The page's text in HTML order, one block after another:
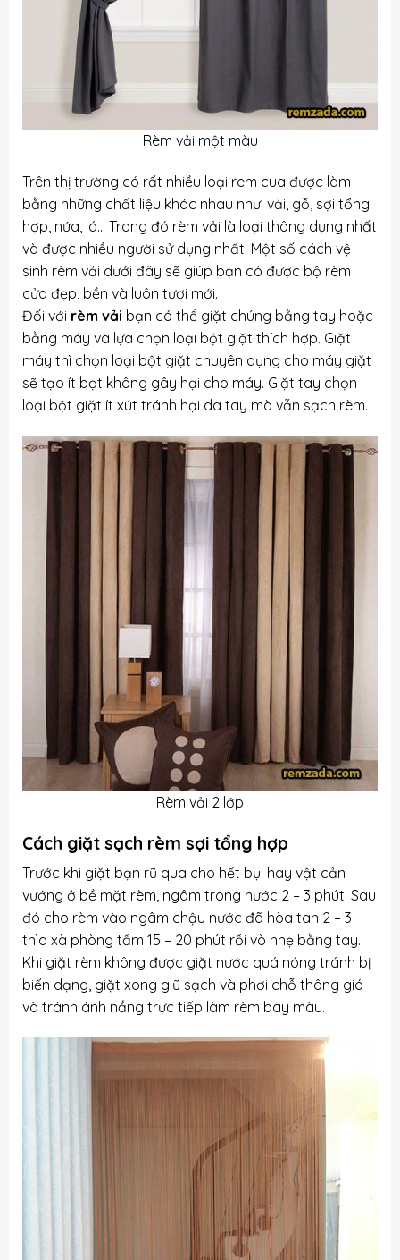
Rèm vải một màu
Trên thị trường có rất nhiều loại rem cua được làm
bằng những chất liệu khác nhau như: vải, gỗ, sợi tổng
hợp, nứa, lá… Trong đó rèm vải là loại thông dụng nhất
và được nhiều người sử dụng nhất. Một số cách vệ
sinh rèm vải dưới đây sẽ giúp bạn có được bộ rèm
cửa đẹp, bền và luôn tươi mới.
Đối với rèm vải bạn có thể giặt chúng bằng tay hoặc
bằng máy và lựa chọn loại bột giặt thích hợp. Giặt
máy thì chọn loại bột giặt chuyên dụng cho máy giặt
sẽ tạo ít bọt không gây hại cho máy. Giặt tay chọn
loại bột giặt ít xút tránh hại da tay mà vẫn sạch rèm.
Rèm vải 2 lớp
Cách giặt sạch rèm sợi tổng hợp
Trước khi giặt bạn rũ qua cho hết bụi hay vật cản
vướng ở bề mặt rèm, ngâm trong nước 2 – 3 phút. Sau
đó cho rèm vào ngâm chậu nước đã hòa tan 2 – 3
thìa xà phòng tầm 15 – 20 phút rồi vò nhẹ bằng tay.
Khi giặt rèm không được giặt nước quá nóng tránh bị
biến dạng, giặt xong giũ sạch và phơi chỗ thông gió
và tránh ánh nắng trực tiếp làm rèm bay màu.